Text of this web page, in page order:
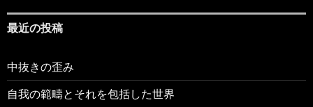
最近の投稿
中抜きの歪み
自我の範疇とそれを包括した世界